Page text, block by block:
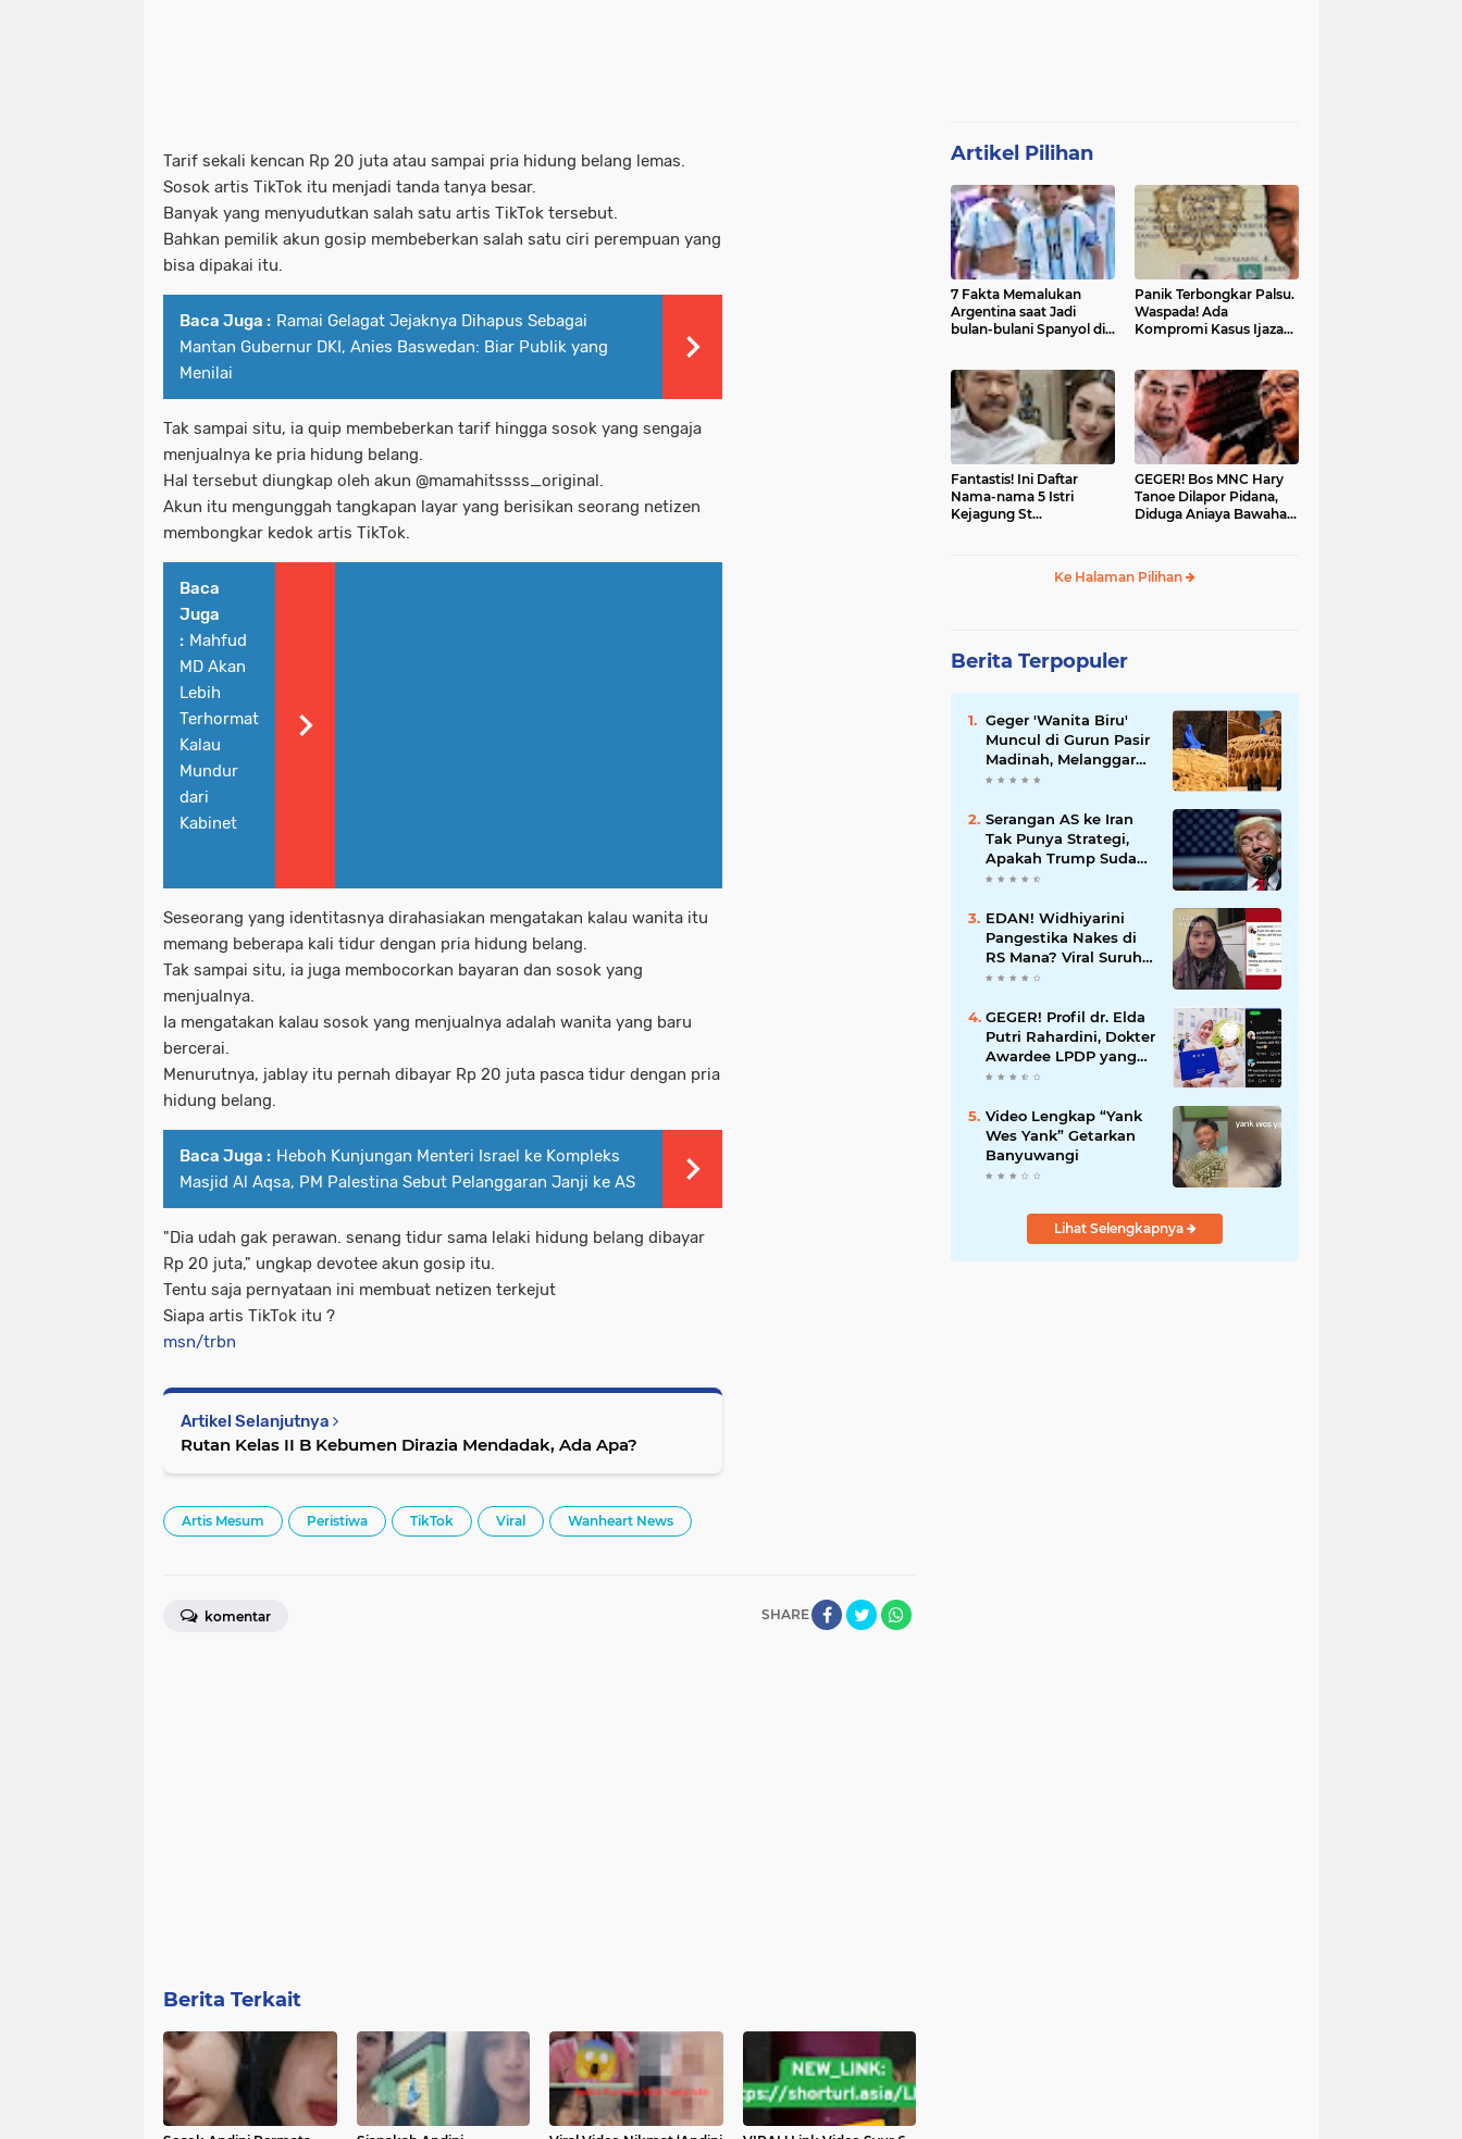
Tarif sekali kencan Rp 20 juta atau sampai pria hidung belang lemas.
Sosok artis TikTok itu menjadi tanda tanya besar.
Banyak yang menyudutkan salah satu artis TikTok tersebut.
Bahkan pemilik akun gosip membeberkan salah satu ciri perempuan yang
bisa dipakai itu.
Baca Juga : Ramai Gelagat Jejaknya Dihapus Sebagai
Mantan Gubernur DKI, Anies Baswedan: Biar Publik yang
Menilai
Tak sampai situ, ia quip membeberkan tarif hingga sosok yang sengaja
menjualnya ke pria hidung belang.
Hal tersebut diungkap oleh akun @mamahitssss_original.
Akun itu mengunggah tangkapan layar yang berisikan seorang netizen
membongkar kedok artis TikTok.
Baca
Juga
: Mahfud
MD Akan
Lebih
Terhormat
Kalau
Mundur
dari
Kabinet
Seseorang yang identitasnya dirahasiakan mengatakan kalau wanita itu
memang beberapa kali tidur dengan pria hidung belang.
Tak sampai situ, ia juga membocorkan bayaran dan sosok yang
menjualnya.
Ia mengatakan kalau sosok yang menjualnya adalah wanita yang baru
bercerai.
Menurutnya, jablay itu pernah dibayar Rp 20 juta pasca tidur dengan pria
hidung belang.
Baca Juga : Heboh Kunjungan Menteri Israel ke Kompleks
Masjid Al Aqsa, PM Palestina Sebut Pelanggaran Janji ke AS
"Dia udah gak perawan. senang tidur sama lelaki hidung belang dibayar
Rp 20 juta," ungkap devotee akun gosip itu.
Tentu saja pernyataan ini membuat netizen terkejut
Siapa artis TikTok itu ?
msn/trbn
Artikel Selanjutnya
Rutan Kelas II B Kebumen Dirazia Mendadak, Ada Apa?
Artis Mesum Peristiwa TikTok Viral Wanheart News
SHARE
komentar
Berita Terkait
Artikel Pilihan
7 Fakta Memalukan
Argentina saat Jadi
bulan-bulani Spanyol di
Panik Terbongkar Palsu.
Waspada! Ada
Kompromi Kasus Ijazah
Fantastis! Ini Daftar
Nama-nama 5 Istri
Kejagung St
GEGER! Bos MNC Hary
Tanoe Dilapor Pidana,
Diduga Aniaya Bawahan,
Ke Halaman Pilihan
Berita Terpopuler
Geger 'Wanita Biru'
Muncul di Gurun Pasir
Madinah, Melanggar
Tabu Syariat Selama
Serangan AS ke Iran
Tak Punya Strategi,
Apakah Trump Sudah
Putus Asa?
EDAN! Widhiyarini
Pangestika Nakes di
RS Mana? Viral Suruh
Pasien BPJS Potong
Ruangan
GEGER! Profil dr. Elda
Putri Rahardini, Dokter
Awardee LPDP yang
Komentar Jahat ke
Video Lengkap “Yank
Wes Yank” Getarkan
Banyuwangi
Lihat Selengkapnya